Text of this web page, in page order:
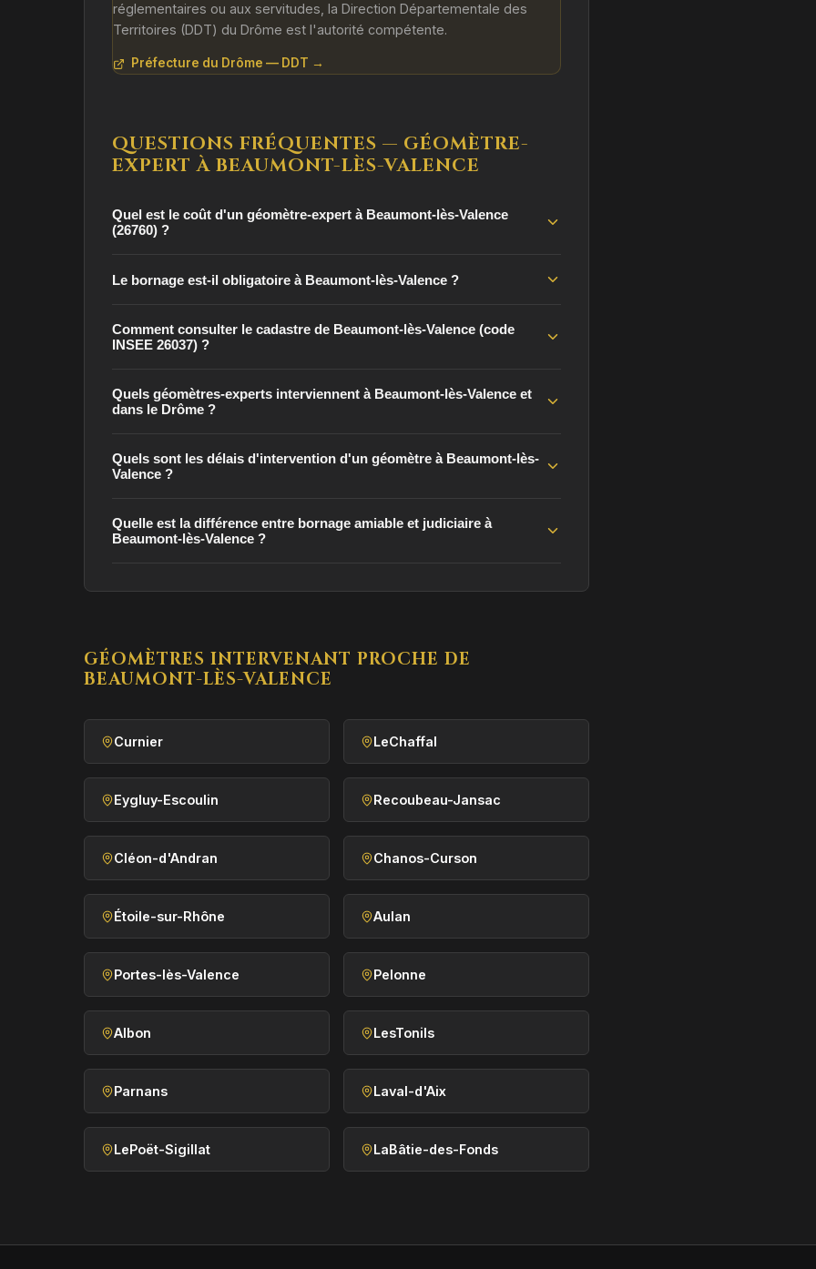
réglementaires ou aux servitudes, la Direction Départementale des
Territoires (DDT) du Drôme est l'autorité compétente.
Préfecture du Drôme — DDT →
QUESTIONS FRÉQUENTES — GÉOMÈTRE-
EXPERT À BEAUMONT-LÈS-VALENCE
Quel est le coût d'un géomètre-expert à Beaumont-lès-Valence
(26760) ?
Le bornage est-il obligatoire à Beaumont-lès-Valence ?
Comment consulter le cadastre de Beaumont-lès-Valence (code
INSEE 26037) ?
Quels géomètres-experts interviennent à Beaumont-lès-Valence et
dans le Drôme ?
Quels sont les délais d'intervention d'un géomètre à Beaumont-lès-
Valence ?
Quelle est la différence entre bornage amiable et judiciaire à
Beaumont-lès-Valence ?
GÉOMÈTRES INTERVENANT PROCHE DE
BEAUMONT-LÈS-VALENCE
Curnier LeChaffal
Eygluy-Escoulin Recoubeau-Jansac
Cléon-d'Andran Chanos-Curson
Étoile-sur-Rhône Aulan
Portes-lès-Valence Pelonne
Albon LesTonils
Parnans Laval-d'Aix
LePoët-Sigillat LaBâtie-des-Fonds